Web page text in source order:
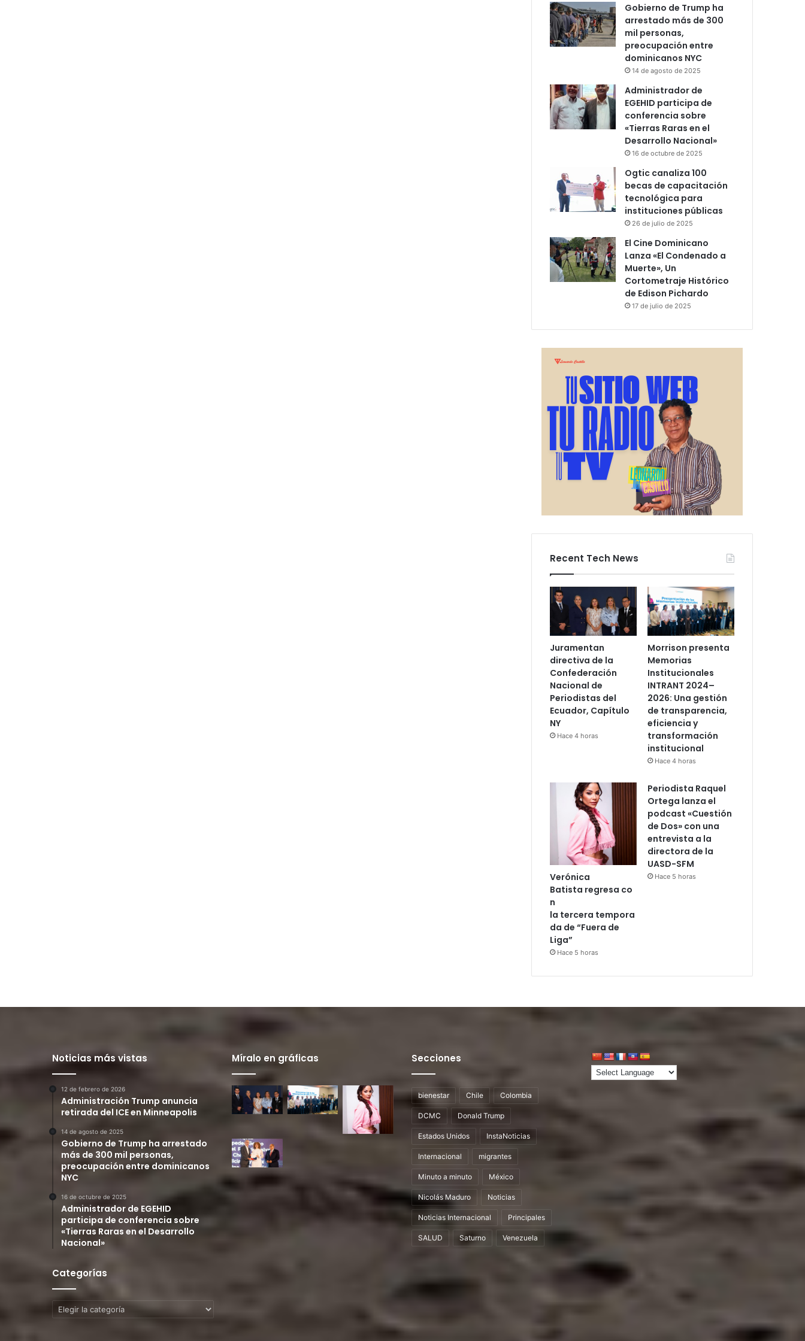
Gobierno de Trump ha
arrestado más de 300
mil personas,
preocupación entre
dominicanos NYC
14 de agosto de 2025
Administrador de
EGEHID participa de
conferencia sobre
«Tierras Raras en el
Desarrollo Nacional»
16 de octubre de 2025
Ogtic canaliza 100
becas de capacitación
tecnológica para
instituciones públicas
26 de julio de 2025
El Cine Dominicano
Lanza «El Condenado a
Muerte», Un
Cortometraje Histórico
de Edison Pichardo
17 de julio de 2025
Recent Tech News
Juramentan
directiva de la
Confederación
Nacional de
Periodistas del
Ecuador, Capítulo
NY
Hace 4 horas
Morrison presenta
Memorias
Institucionales
INTRANT 2024–
2026: Una gestión
de transparencia,
eficiencia y
transformación
institucional
Hace 4 horas
Verónica
Batista regresa co
n
la tercera tempora
da de “Fuera de
Liga”
Hace 5 horas
Periodista Raquel
Ortega lanza el
podcast «Cuestión
de Dos» con una
entrevista a la
directora de la
UASD-SFM
Hace 5 horas
Noticias más vistas
12 de febrero de 2026
Administración Trump anuncia
retirada del ICE en Minneapolis
14 de agosto de 2025
Gobierno de Trump ha arrestado
más de 300 mil personas,
preocupación entre dominicanos
NYC
16 de octubre de 2025
Administrador de EGEHID
participa de conferencia sobre
«Tierras Raras en el Desarrollo
Nacional»
Categorías
Categorías
Míralo en gráficas Secciones
bienestar Chile Colombia
DCMC Donald Trump
Estados Unidos InstaNoticias
Internacional migrantes
Minuto a minuto México
Nicolás Maduro Noticias
Noticias Internacional Principales
SALUD Saturno Venezuela